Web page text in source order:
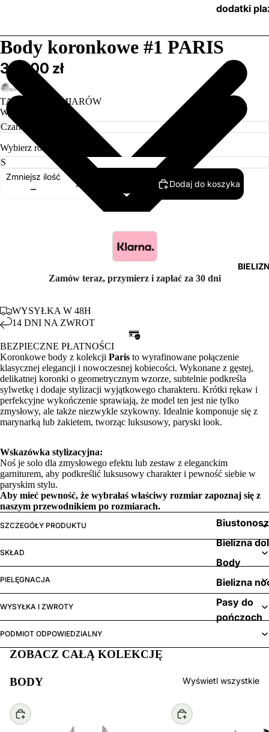
dodatki
Bielizna
Body
Bielizna
Pasy do
pończoch
Body koronkowe #1 PARIS
369,00 zł
TABELA ROZMIARÓW
Wybierz kolor
Wybierz rozmiar
Zmniejsz ilość
Dodaj do koszyka
Zamów teraz, przymierz i zapłać za 30 dni
WYSYŁKA W 48H
14 DNI NA ZWROT
BEZPIECZNE PŁATNOŚCI
Koronkowe body z kolekcji Paris to wyrafinowane połączenie
klasycznej elegancji i nowoczesnej kobiecości. Wykonane z gęstej,
delikatnej koronki o geometrycznym wzorze, subtelnie podkreśla
sylwetkę i dodaje stylizacji wyjątkowego charakteru. Krótki rękaw i
perfekcyjne wykończenie sprawiają, że model ten jest nie tylko
zmysłowy, ale także niezwykle szykowny. Idealnie komponuje się z
marynarką lub żakietem, tworząc luksusowy, paryski look.
Wskazówka stylizacyjna:
Noś je solo dla zmysłowego efektu lub zestaw z eleganckim
garniturem, aby podkreślić luksusowy charakter i pewność siebie w
paryskim stylu.
Aby mieć pewność, że wybrałaś właściwy rozmiar zapoznaj się z
naszym przewodnikiem po rozmiarach.
SZCZEGÓŁY PRODUKTU
SKŁAD
PIELĘGNACJA
WYSYŁKA I ZWROTY
PODMIOT ODPOWIEDZIALNY
ZOBACZ CAŁĄ KOLEKCJĘ
BODY Wyświetl wszystkie
Wybierz Wybierz